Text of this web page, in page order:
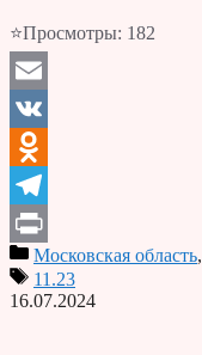
⭐Просмотры: 182
Email
VK
Odnoklassniki
Telegram
PrintМосковская область,
11.23
16.07.2024